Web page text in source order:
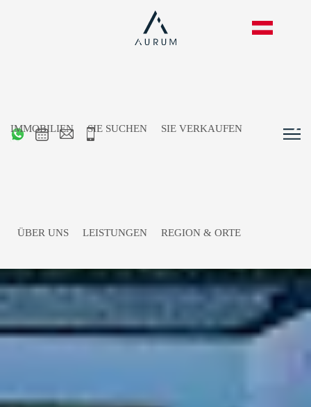
IMMOBILIEN SIE SUCHEN SIE VERKAUFEN
ÜBER UNS LEISTUNGEN REGION & ORTE